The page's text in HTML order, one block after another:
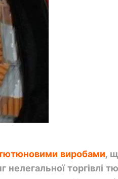
тютюновими виробами,
торгівлі